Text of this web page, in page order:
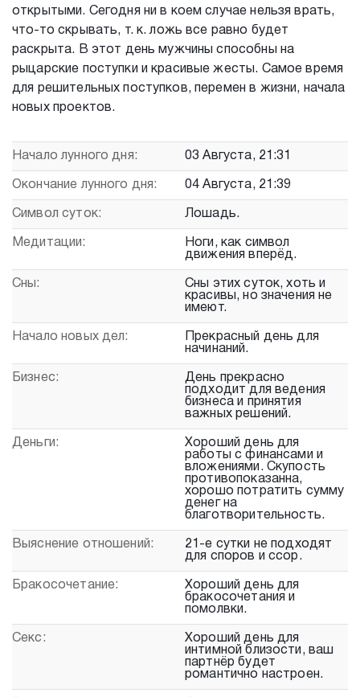
открытыми. Сегодня ни в коем случае нельзя врать,
что-то скрывать, т. к. ложь все равно будет
раскрыта. В этот день мужчины способны на
рыцарские поступки и красивые жесты. Самое время
для решительных поступков, перемен в жизни, начала
новых проектов.
Начало лунного дня: 03 Августа, 21:31
Окончание лунного дня: 04 Августа, 21:39
Символ суток: Лошадь.
Медитации:
Ноги, как символ
движения вперёд.
Сны:
Сны этих суток, хоть и
красивы, но значения не
имеют.
Начало новых дел:
Прекрасный день для
начинаний.
Бизнес:
День прекрасно
подходит для ведения
бизнеса и принятия
важных решений.
Деньги:
Хороший день для
работы с финансами и
вложениями. Скупость
противопоказанна,
хорошо потратить сумму
денег на
благотворительность.
Выяснение отношений:
21-е сутки не подходят
для споров и ссор.
Бракосочетание:
Хороший день для
бракосочетания и
помолвки.
Секс:
Хороший день для
интимной близости, ваш
партнёр будет
романтично настроен.